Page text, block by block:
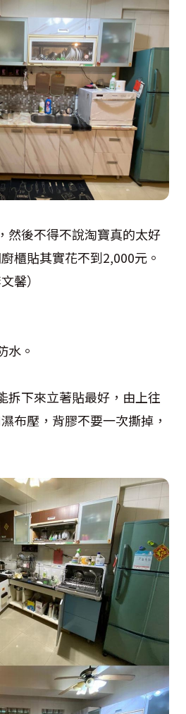
然後不得不說淘寶真的太好
櫃貼其實花不到2,000元。
馨）
水。
拆下來立著貼最好，由上往
布壓，背膠不要一次撕掉，